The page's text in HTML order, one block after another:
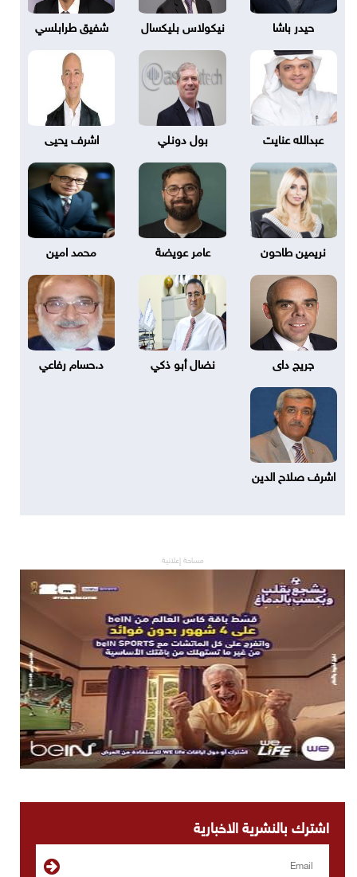
حيدر باشا نيكولاس بليكسال شفيق طرابلسي
عبدالله عنايت بول دونلي اشرف يحيى
نريمين طاحون عامر عويضة محمد امين
جريج داى نضال أبو ذكي د.حسام رفاعي
اشرف صلاح الدين
مساحة إعلانية
اشترك بالنشرية الاخبارية